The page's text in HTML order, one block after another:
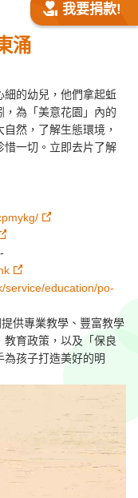
我要捐款!
涌
細的幼兒，他們拿起蚯
，為「美意花園」內的
然，了解生態環境，
惜一切。立即去片了解
service/education/po-
供專業教學、豐富教學
育政策，以及「保良
孩子打造美好的明